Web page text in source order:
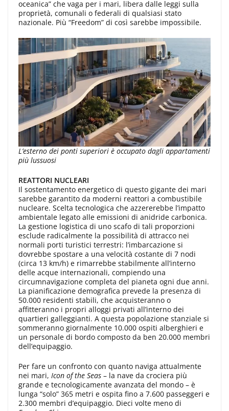
oceanica” che vaga per i mari, libera dalle leggi sulla
proprietà, comunali o federali di qualsiasi stato
nazionale. Più “Freedom” di così sarebbe impossibile.
L’esterno dei ponti superiori è occupato dagli appartamenti
più lussuosi
REATTORI NUCLEARI
Il sostentamento energetico di questo gigante dei mari
sarebbe garantito da moderni reattori a combustibile
nucleare. Scelta tecnologica che azzererebbe l’impatto
ambientale legato alle emissioni di anidride carbonica.
La gestione logistica di uno scafo di tali proporzioni
esclude radicalmente la possibilità di attracco nei
normali porti turistici terrestri: l’imbarcazione si
dovrebbe spostare a una velocità costante di 7 nodi
(circa 13 km/h) e rimarrebbe stabilmente all’interno
delle acque internazionali, compiendo una
circumnavigazione completa del pianeta ogni due anni.
La pianificazione demografica prevede la presenza di
50.000 residenti stabili, che acquisteranno o
affitteranno i propri alloggi privati all’interno dei
quartieri galleggianti. A questa popolazione stanziale si
sommeranno giornalmente 10.000 ospiti alberghieri e
un personale di bordo composto da ben 20.000 membri
dell’equipaggio.
Per fare un confronto con quanto naviga attualmente
nei mari, Icon of the Seas – la nave da crociera più
grande e tecnologicamente avanzata del mondo – è
lunga “solo” 365 metri e ospita fino a 7.600 passeggeri e
2.300 membri d’equipaggio. Dieci volte meno di